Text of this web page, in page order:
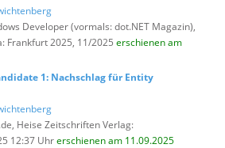
Developer (vormals: dot.NET Magazin),
Frankfurt 2025, 11/2025 erschienen am
1: Nachschlag für Entity
Heise Zeitschriften Verlag:
12:37 Uhrerschienen am 11.09.2025